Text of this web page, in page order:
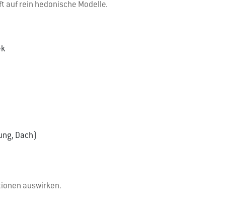
auf rein hedonische Modelle.
Dach)
auswirken.